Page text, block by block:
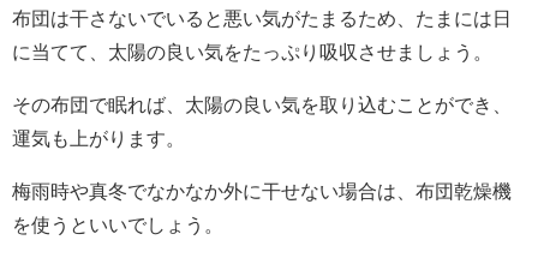
布団は干さないでいると悪い気がたまるため、たまには日
に当てて、太陽の良い気をたっぷり吸収させましょう。
その布団で眠れば、太陽の良い気を取り込むことができ、
運気も上がります。
梅雨時や真冬でなかなか外に干せない場合は、布団乾燥機
を使うといいでしょう。